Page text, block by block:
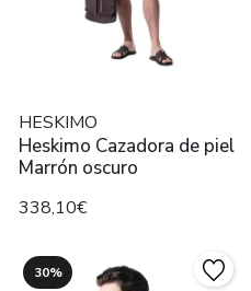
HESKIMO
Heskimo Cazadora de piel
Marrón oscuro
338,10€
30%